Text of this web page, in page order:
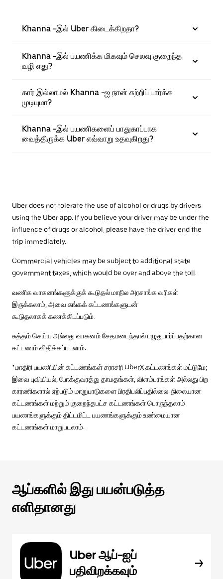
Khanna -இல் Uber கிடைக்கிறதா?
Khanna -இல் பயணிக்க மிகவும் செலவு குறைந்த
வழி எது?
கார் இல்லாமல் Khanna -ஐ நான் சுற்றிப் பார்க்க
முடியுமா?
Khanna -இல் பயணிகளைப் பாதுகாப்பாக
வைத்திருக்க Uber எவ்வாறு உதவுகிறது?
Uber does not tolerate the use of alcohol or drugs by drivers
using the Uber app. If you believe your driver may be under the
influence of drugs or alcohol, please have the driver end the
trip immediately.
Commercial vehicles may be subject to additional state
government taxes, which would be over and above the toll.
வணிக வாகனங்களுக்குக் கூடுதல் மாநில அரசாங்க வரிகள்
இருக்கலாம், அவை சுங்கக் கட்டணங்களுடன்
கூடுதலாகக் கணக்கிடப்படும்.
சுத்தம் செய்ய அல்லது வாகனம் சேதமடைந்தால் பழுதுபார்ப்பதற்கான
கட்டணம் விதிக்கப்படலாம்.
*மாதிரி பயணியின் கட்டணங்கள் சராசரி UberX கட்டணங்கள் மட்டுமே;
இவை புவியியல், போக்குவரத்து தாமதங்கள், விளம்பரங்கள் அல்லது பிற
காரணிகளால் ஏற்படும் மாறுபாடுகளை பிரதிபலிப்பதில்லை. நிலையான
கட்டணங்கள் மற்றும் குறைந்தபட்ச கட்டணங்கள் பொருந்தலாம்.
பயணங்களுக்கும் திட்டமிட்ட பயணங்களுக்கும் உண்மையான
கட்டணங்கள் மாறுபடலாம்.
ஆப்களில் இது பயன்படுத்த
எளிதானது
Uber ஆப்-ஐப்
பதிவிறக்கவும்